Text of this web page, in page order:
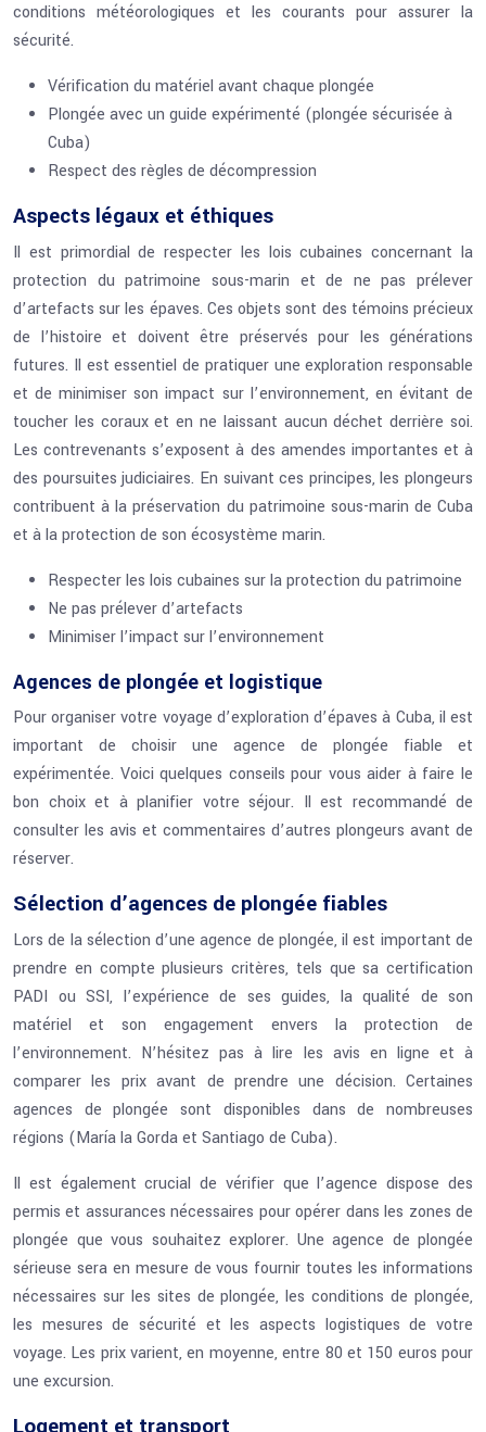
conditions météorologiques et les courants pour assurer la
sécurité.
Vérification du matériel avant chaque plongée
Plongée avec un guide expérimenté (plongée sécurisée à
Cuba)
Respect des règles de décompression
Aspects légaux et éthiques
Il est primordial de respecter les lois cubaines concernant la
protection du patrimoine sous-marin et de ne pas prélever
d’artefacts sur les épaves. Ces objets sont des témoins précieux
de l’histoire et doivent être préservés pour les générations
futures. Il est essentiel de pratiquer une exploration responsable
et de minimiser son impact sur l’environnement, en évitant de
toucher les coraux et en ne laissant aucun déchet derrière soi.
Les contrevenants s’exposent à des amendes importantes et à
des poursuites judiciaires. En suivant ces principes, les plongeurs
contribuent à la préservation du patrimoine sous-marin de Cuba
et à la protection de son écosystème marin.
Respecter les lois cubaines sur la protection du patrimoine
Ne pas prélever d’artefacts
Minimiser l’impact sur l’environnement
Agences de plongée et logistique
Pour organiser votre voyage d’exploration d’épaves à Cuba, il est
important de choisir une agence de plongée fiable et
expérimentée. Voici quelques conseils pour vous aider à faire le
bon choix et à planifier votre séjour. Il est recommandé de
consulter les avis et commentaires d’autres plongeurs avant de
réserver.
Sélection d’agences de plongée fiables
Lors de la sélection d’une agence de plongée, il est important de
prendre en compte plusieurs critères, tels que sa certification
PADI ou SSI, l’expérience de ses guides, la qualité de son
matériel et son engagement envers la protection de
l’environnement. N’hésitez pas à lire les avis en ligne et à
comparer les prix avant de prendre une décision. Certaines
agences de plongée sont disponibles dans de nombreuses
régions (María la Gorda et Santiago de Cuba).
Il est également crucial de vérifier que l’agence dispose des
permis et assurances nécessaires pour opérer dans les zones de
plongée que vous souhaitez explorer. Une agence de plongée
sérieuse sera en mesure de vous fournir toutes les informations
nécessaires sur les sites de plongée, les conditions de plongée,
les mesures de sécurité et les aspects logistiques de votre
voyage. Les prix varient, en moyenne, entre 80 et 150 euros pour
une excursion.